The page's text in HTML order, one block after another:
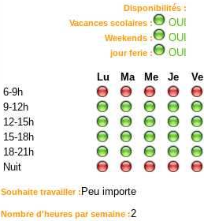
Disponibilités :
Vacances scolaires :
OUI
Weekends : OUI
jour ferie : OUI
Lu Ma Me Je Ve
6-9h
9-12h
12-15h
15-18h
18-21h
Nuit
Souhaite travailler : Peu importe
Nombre d'heures par semaine :2